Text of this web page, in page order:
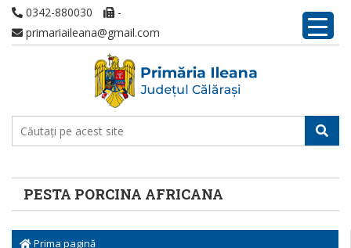
0342-880030
-
primariaileana@gmail.com
PESTA PORCINA AFRICANA
Prima pagină